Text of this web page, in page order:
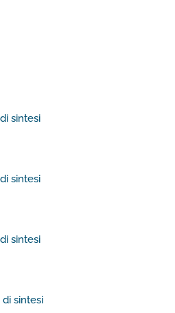
sintesi
sintesi
sintesi
sintesi